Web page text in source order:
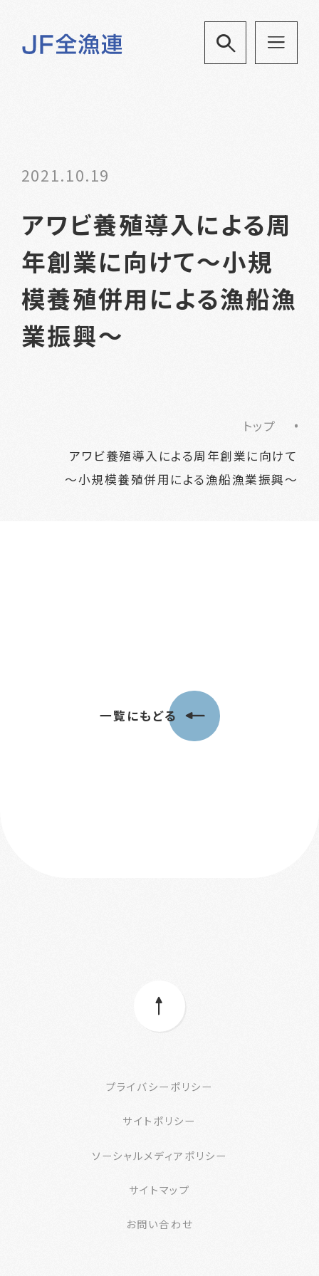
2021.10.19
アワビ養殖導入による周
年創業に向けて～小規
模養殖併用による漁船漁
業振興～
トップ
アワビ養殖導入による周年創業に向けて
～小規模養殖併用による漁船漁業振興～
一覧にもどる
プライバシーポリシー
サイトポリシー
ソーシャルメディアポリシー
サイトマップ
お問い合わせ